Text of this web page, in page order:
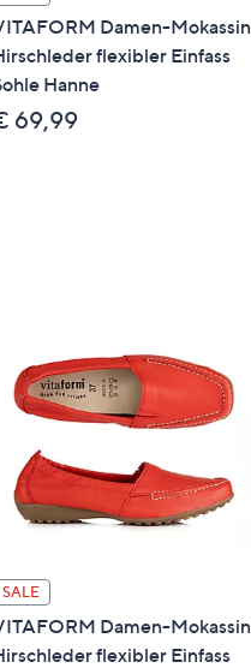
Damen-Mokassin
flexibler Einfass
Hanne
69,99
SALE
Damen-Mokassin
flexibler Einfass